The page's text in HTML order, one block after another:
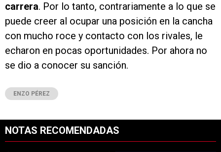
carrera. Por lo tanto, contrariamente a lo que se
puede creer al ocupar una posición en la cancha
con mucho roce y contacto con los rivales, le
echaron en pocas oportunidades. Por ahora no
se dio a conocer su sanción.
ENZO PÉREZ
NOTAS RECOMENDADAS